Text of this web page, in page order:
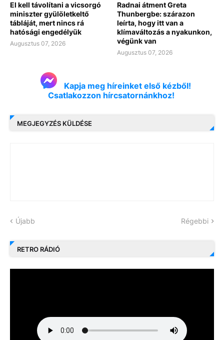
El kell távolítani a vicsorgó
miniszter gyülöletkeltő
tábláját, mert nincs rá
hatósági engedélyük
Augusztus 07, 2026
Radnai átment Greta
Thunbergbe: szárazon
leírta, hogy itt van a
klímaváltozás a nyakunkon,
végünk van
Augusztus 07, 2026
Kapja meg híreinket első kézből!
Csatlakozzon hírcsatornánkhoz!
MEGJEGYZÉS KÜLDÉSE
Újabb Régebbi
RETRO RÁDIÓ